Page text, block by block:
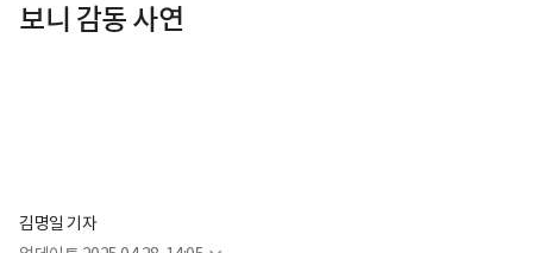
보니 감동 사연
김명일 기자